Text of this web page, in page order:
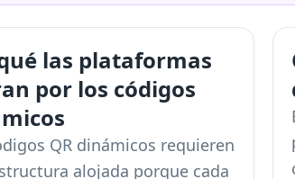
las plataformas
por los códigos
QR dinámicos requieren
alojada porque cada